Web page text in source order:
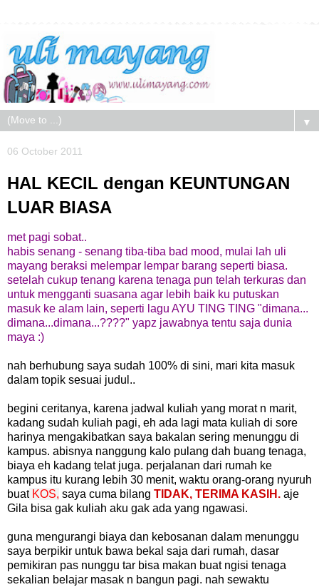
▼
06 October 2011
HAL KECIL dengan KEUNTUNGAN
LUAR BIASA
met pagi sobat..
habis senang - senang tiba-tiba bad mood, mulai lah uli
mayang beraksi melempar lempar barang seperti biasa.
setelah cukup tenang karena tenaga pun telah terkuras dan
untuk mengganti suasana agar lebih baik ku putuskan
masuk ke alam lain, seperti lagu AYU TING TING "dimana...
dimana...dimana...????" yapz jawabnya tentu saja dunia
maya :)
nah berhubung saya sudah 100% di sini, mari kita masuk
dalam topik sesuai judul..
begini ceritanya, karena jadwal kuliah yang morat n marit,
kadang sudah kuliah pagi, eh ada lagi mata kuliah di sore
harinya mengakibatkan saya bakalan sering menunggu di
kampus. abisnya nanggung kalo pulang dah buang tenaga,
biaya eh kadang telat juga. perjalanan dari rumah ke
kampus itu kurang lebih 30 menit, waktu orang-orang nyuruh
buat KOS, saya cuma bilang TIDAK, TERIMA KASIH. aje
Gila bisa gak kuliah aku gak ada yang ngawasi.
guna mengurangi biaya dan kebosanan dalam menunggu
saya berpikir untuk bawa bekal saja dari rumah, dasar
pemikiran pas nunggu tar bisa makan buat ngisi tenaga
sekalian belajar masak n bangun pagi. nah sewaktu